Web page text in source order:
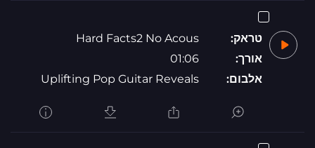
טראק:
Hard Facts2 No Acous
אורך:
01:06
אלבום:
Uplifting Pop Guitar Reveals